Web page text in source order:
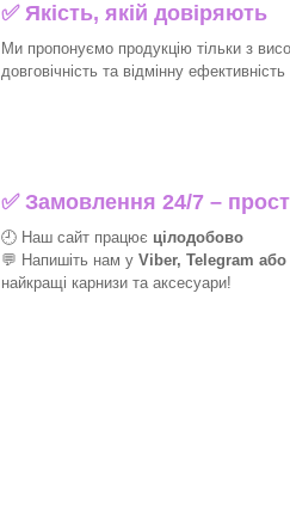
✅Якість, якій довіряють
Ми пропонуємо продукцію тільки з
довговічність та відмінну
✅Замовлення 24/7 –
🕘 Наш сайт працює цілодобово
💬 Напишіть нам у Viber, Telegram
найкращі карнизи та аксесуари!